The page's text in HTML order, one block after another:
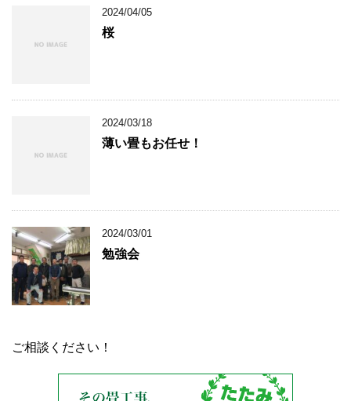
2024/04/05
桜
2024/03/18
薄い畳もお任せ！
2024/03/01
勉強会
ご相談ください！